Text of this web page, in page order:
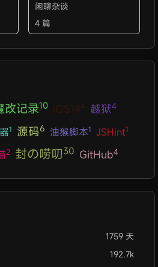
闲聊杂谈
4 篇
改记录10 iOS144 越狱4
1 源码6 油猴脚本1 JSHint1
2 封の唠叨30 GitHub4
1759 天
192.7k